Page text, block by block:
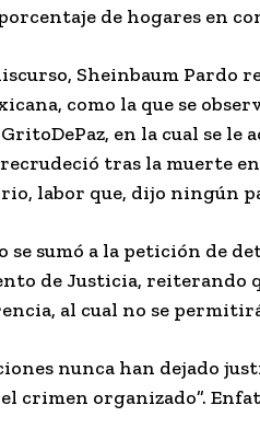
de hogares en
Sheinbaum Pardo
como la que se
en la cual se le
tras la muerte
labor que, dijo ningún
se sumó a la petición de
de Justicia, reiterando
al cual no se
nunca han dejado
crimen organizado”.